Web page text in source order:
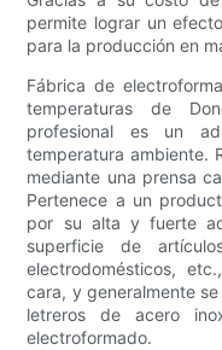
permite lograr un
para la producción en
Fábrica de
temperaturas de
profesional es un
temperatura ambiente.
mediante una prensa
Pertenece a un
por su alta y fuerte
superficie de
electrodomésticos,
cara, y generalmente
letreros de acero
electroformado.